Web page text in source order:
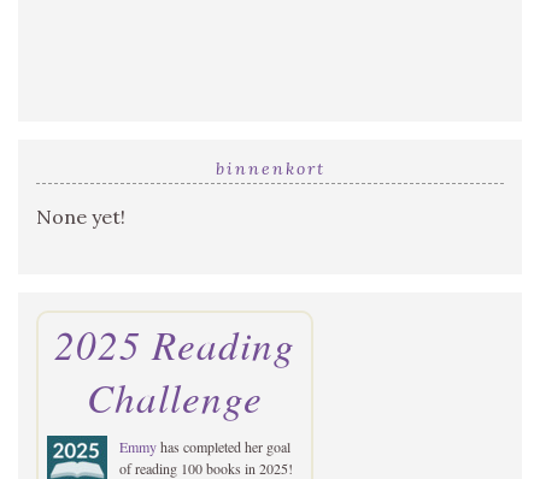
binnenkort
None yet!
2025 Reading
Challenge
Emmyhas completed her goal
of reading 100 books in 2025!